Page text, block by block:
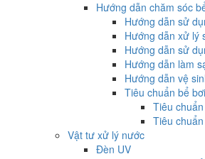
Hướng dẫn chăm sóc
Hướng dẫn sử
Hướng dẫn xử lý
Hướng dẫn sử
Hướng dẫn làm
Hướng dẫn vệ
Tiêu chuẩn bể bơi
Tiêu
Tiêu
Vật tư xử lý nước
Đèn UV